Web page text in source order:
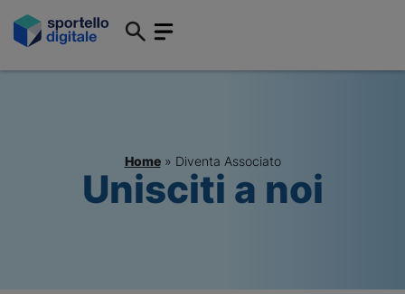
Home» Diventa Associato
Unisciti a noi